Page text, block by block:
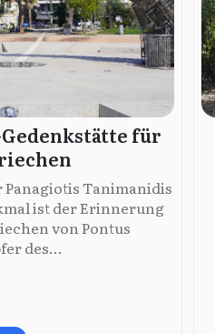
für
Panagiotis Tanimanidis
ist der Erinnerung
von Pontus
des...